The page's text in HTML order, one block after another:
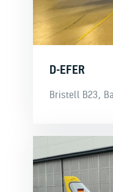
D-EFER
Bristell B23,